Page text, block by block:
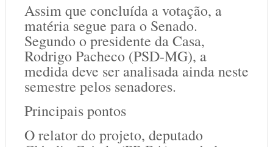
Assim que concluída a votação, a
matéria segue para o Senado.
Segundo o presidente da Casa,
Rodrigo Pacheco (PSD-MG), a
medida deve ser analisada ainda neste
semestre pelos senadores.
Principais pontos
O relator do projeto, deputado